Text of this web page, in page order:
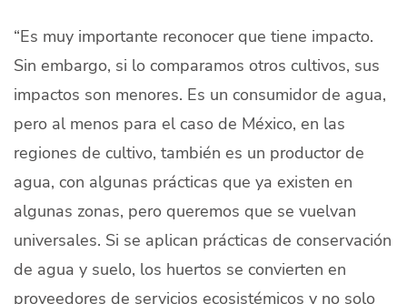
“Es muy importante reconocer que tiene impacto.
Sin embargo, si lo comparamos otros cultivos, sus
impactos son menores. Es un consumidor de agua,
pero al menos para el caso de México, en las
regiones de cultivo, también es un productor de
agua, con algunas prácticas que ya existen en
algunas zonas, pero queremos que se vuelvan
universales. Si se aplican prácticas de conservación
de agua y suelo, los huertos se convierten en
proveedores de servicios ecosistémicos y no solo